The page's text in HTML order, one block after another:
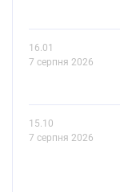
16.01
7 серпня 2026
15.10
7 серпня 2026